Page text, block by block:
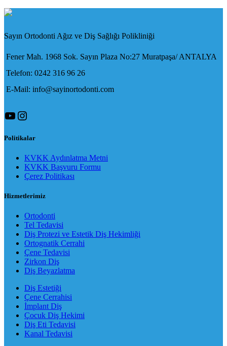
Sayın Ortodonti Ağız ve Diş Sağlığı Polikliniği
Fener Mah. 1968 Sok. Sayın Plaza No:27 Muratpaşa/ ANTALYA
Telefon: 0242 316 96 26
E-Mail: info@sayinortodonti.com
YouTube
Instagram
Politikalar
KVKK Aydınlatma Metni
KVKK Başvuru Formu
Çerez Politikası
Hizmetlerimiz
Ortodonti
Tel Tedavisi
Diş Protezi ve Estetik Diş Hekimliği
Ortognatik Cerrahi
Çene Tedavisi
Zirkon Diş
Diş Beyazlatma
Diş Estetiği
Çene Cerrahisi
İmplant Diş
Çocuk Diş Hekimi
Diş Eti Tedavisi
Kanal Tedavisi